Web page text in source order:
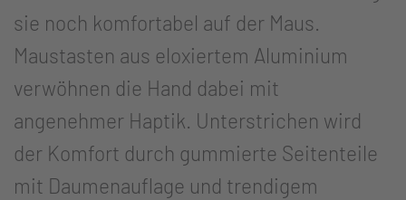
sie noch komfortabel auf der Maus.
Maustasten aus eloxiertem Aluminium
verwöhnen die Hand dabei mit
angenehmer Haptik. Unterstrichen wird
der Komfort durch gummierte Seitenteile
mit Daumenauflage und trendigem